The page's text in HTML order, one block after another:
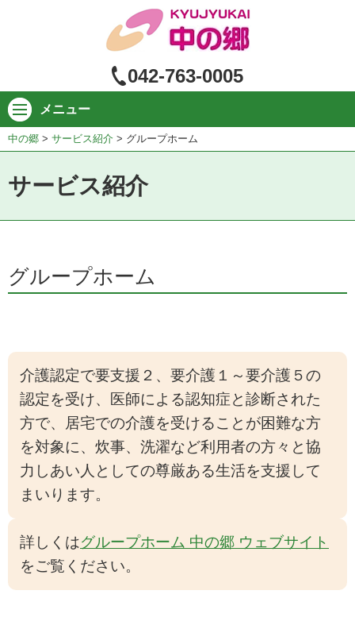
本
文
へ
042-763-0005
メニュー
中の郷 > サービス紹介 > グループホーム
サービス紹介
グループホーム
介護認定で要支援２、要介護１～要介護５の
認定を受け、医師による認知症と診断された
方で、居宅での介護を受けることが困難な方
を対象に、炊事、洗濯など利用者の方々と協
力しあい人としての尊厳ある生活を支援して
まいります。
詳しくはグループホーム 中の郷 ウェブサイト
をご覧ください。